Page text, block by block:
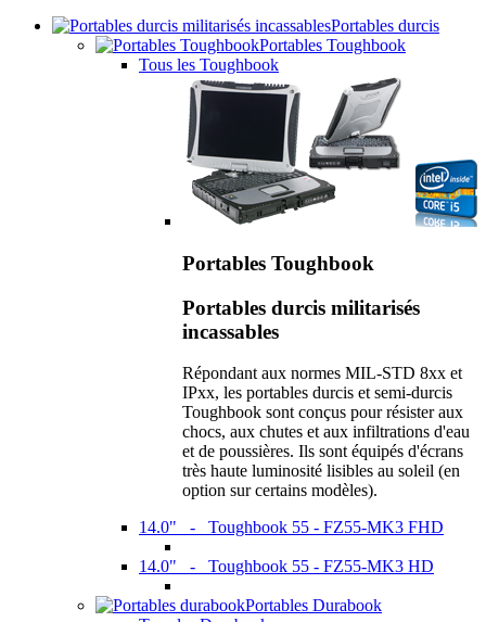
Portables durcis
Portables Toughbook
Tous les Toughbook
Portables Toughbook
Portables durcis militarisés
incassables
Répondant aux normes MIL-STD 8xx et
IPxx, les portables durcis et semi-durcis
Toughbook sont conçus pour résister aux
chocs, aux chutes et aux infiltrations d'eau
et de poussières. Ils sont équipés d'écrans
très haute luminosité lisibles au soleil (en
option sur certains modèles).
14.0" - Toughbook 55 - FZ55-MK3 FHD
14.0" - Toughbook 55 - FZ55-MK3 HD
Portables Durabook